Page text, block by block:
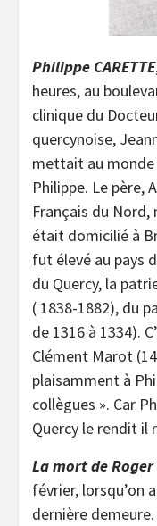
Philippe CARETTE
heures, au
clinique du
quercynoise,
mettait au monde
Philippe. Le père,
Français du Nord,
était domicilié à
fut élevé au pays
du Quercy, la
( 1838-1882), du
de 1316 à 1334).
Clément Marot
plaisamment à
collègues ». Car
Quercy le rendit
La mort de Roger
février, lorsqu’on
dernière